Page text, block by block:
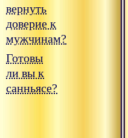
вернуть
доверие к
мужчинам?
Готовы
ли вы к
санньясе?